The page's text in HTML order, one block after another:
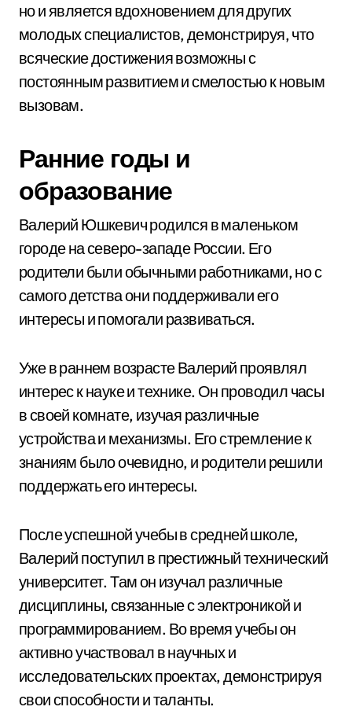
но и является вдохновением для других
молодых специалистов, демонстрируя, что
всяческие достижения возможны с
постоянным развитием и смелостью к новым
вызовам.
Ранние годы и
образование
Валерий Юшкевич родился в маленьком
городе на северо-западе России. Его
родители были обычными работниками, но с
самого детства они поддерживали его
интересы и помогали развиваться.
Уже в раннем возрасте Валерий проявлял
интерес к науке и технике. Он проводил часы
в своей комнате, изучая различные
устройства и механизмы. Его стремление к
знаниям было очевидно, и родители решили
поддержать его интересы.
После успешной учебы в средней школе,
Валерий поступил в престижный технический
университет. Там он изучал различные
дисциплины, связанные с электроникой и
программированием. Во время учебы он
активно участвовал в научных и
исследовательских проектах, демонстрируя
свои способности и таланты.